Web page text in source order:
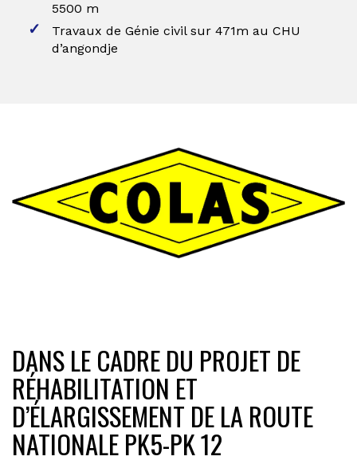
5500 m
Travaux de Génie civil sur 471m au CHU
d’angondje
DANS LE CADRE DU PROJET DE
RÉHABILITATION ET
D’ÉLARGISSEMENT DE LA ROUTE
NATIONALE PK5-PK 12